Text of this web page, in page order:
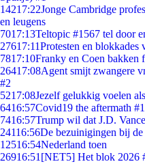
14217:22Jonge Cambridge
en leugens
7017:13Teltopic #1567 tel door
27617:11Protesten en
7817:10Franky en Coen bakken
26417:08Agent smijt zwangere
#2
5217:08Jezelf gelukkig voelen
6416:57Covid19 the aftermath
7416:57Trump wil dat J.D.
24116:56De bezuinigingen bij
12516:54Nederland toen
26916:51 [NET5] Het blok 2026